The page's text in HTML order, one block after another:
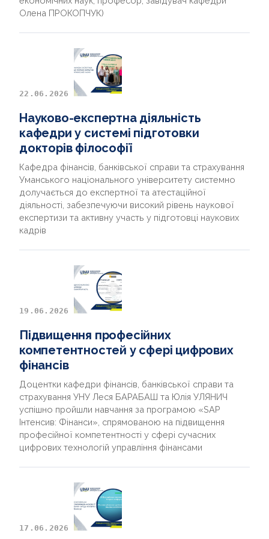
Олена ПРОКОПЧУК)
22.06.2026
Науково-експертна діяльність
кафедри у системі підготовки
докторів філософії
Кафедра фінансів, банківської справи та страхування
Уманського національного університету системно
долучається до експертної та атестаційної
діяльності, забезпечуючи високий рівень наукової
експертизи та активну участь у підготовці наукових
кадрів
19.06.2026
Підвищення професійних
компетентностей у сфері цифрових
фінансів
Доцентки кафедри фінансів, банківської справи та
страхування УНУ Леся БАРАБАШ та Юлія УЛЯНИЧ
успішно пройшли навчання за програмою «SAP
Інтенсив: Фінанси», спрямованою на підвищення
професійної компетентності у сфері сучасних
цифрових технологій управління фінансами
17.06.2026